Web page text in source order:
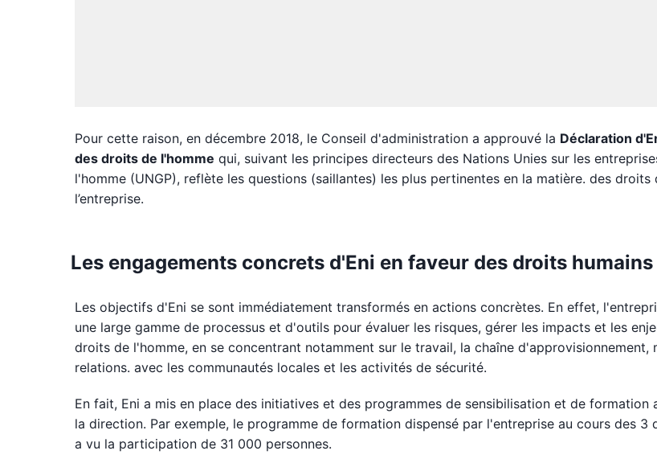
Pour cette raison, en décembre 2018, le Conseil d'administration a approuvé la Déclaration
des droits de l'homme qui, suivant les principes directeurs des Nations Unies sur les
l'homme (UNGP), reflète les questions (saillantes) les plus pertinentes en la matière. des droits
l’entreprise.
Les engagements concrets d'Eni en faveur des droits humains
Les objectifs d'Eni se sont immédiatement transformés en actions concrètes. En effet,
une large gamme de processus et d'outils pour évaluer les risques, gérer les impacts et les
droits de l'homme, en se concentrant notamment sur le travail, la chaîne d'approvisionnement,
relations. avec les communautés locales et les activités de sécurité.
En fait, Eni a mis en place des initiatives et des programmes de sensibilisation et de formation
la direction. Par exemple, le programme de formation dispensé par l'entreprise au cours des 3
a vu la participation de 31 000 personnes.